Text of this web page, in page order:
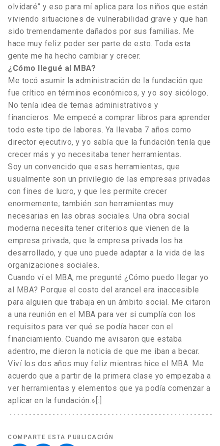
olvidaré” y eso para mí aplica para los niños que están
viviendo situaciones de vulnerabilidad grave y que han
sido tremendamente dañados por sus familias. Me
hace muy feliz poder ser parte de esto. Toda esta
gente me ha hecho cambiar y crecer.
¿Cómo llegué al MBA?
Me tocó asumir la administración de la fundación que
fue crítico en términos económicos, y yo soy sicólogo.
No tenía idea de temas administrativos y
financieros. Me empecé a comprar libros para aprender
todo este tipo de labores. Ya llevaba 7 años como
director ejecutivo, y yo sabía que la fundación tenía que
crecer más y yo necesitaba tener herramientas.
Soy un convencido que esas herramientas, que
usualmente son un privilegio de las empresas privadas
con fines de lucro, y que les permite crecer
enormemente; también son herramientas muy
necesarias en las obras sociales. Una obra social
moderna necesita tener criterios que vienen de la
empresa privada, que la empresa privada los ha
desarrollado, y que uno puede adaptar a la vida de las
organizaciones sociales.
Cuando ví el MBA, me pregunté ¿Cómo puedo llegar yo
al MBA? Porque el costo del arancel era inaccesible
para alguien que trabaja en un ámbito social. Me citaron
a una reunión en el MBA para ver si cumplía con los
requisitos para ver qué se podía hacer con el
financiamiento. Cuando me avisaron que estaba
adentro, me dieron la noticia de que me iban a becar.
Viví los dos años muy feliz mientras hice el MBA. Me
acuerdo que a partir de la primera clase yo empezaba a
ver herramientas y elementos que ya podía comenzar a
aplicar en la fundación.»[:]
COMPARTE ESTA PUBLICACIÓN